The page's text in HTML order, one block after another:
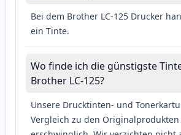
Bei dem Brother LC-125 Drucker
ein Tinte.
Wo finde ich die günstigste
Brother LC-125?
Unsere Drucktinten- und
Vergleich zu den